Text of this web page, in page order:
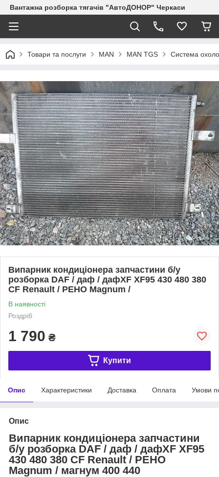
Вантажна розборка тягачів "АвтоДОНОР" Черкаси
Товари та послуги MAN MAN TGS Система
Випарник кондиціонера запчастини б/у
розборка DAF / даф / дафXF XF95 430 480 380
CF Renault / РЕНО Magnum /
В наявності
Роздріб
1 790 ₴
Купити
Опис Характеристики Доставка Оплата Умови
Опис
Випарник кондиціонера запчастини
б/у розборка DAF / даф / дафXF XF95
430 480 380 CF Renault / РЕНО
Magnum / магнум 400 440